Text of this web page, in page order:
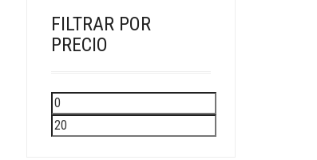
FILTRAR POR
PRECIO
Precio
mínimo
Precio
máximo